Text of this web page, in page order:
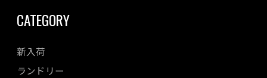
CATEGORY
新入荷
ランドリー